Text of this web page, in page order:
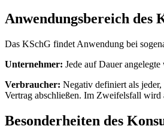
Anwendungsbereich des
Das KSchG findet Anwendung bei
Unternehmer: Jede auf Dauer
Verbraucher: Negativ definiert als
Vertrag abschließen. Im Zweifelsfall wird
Besonderheiten des